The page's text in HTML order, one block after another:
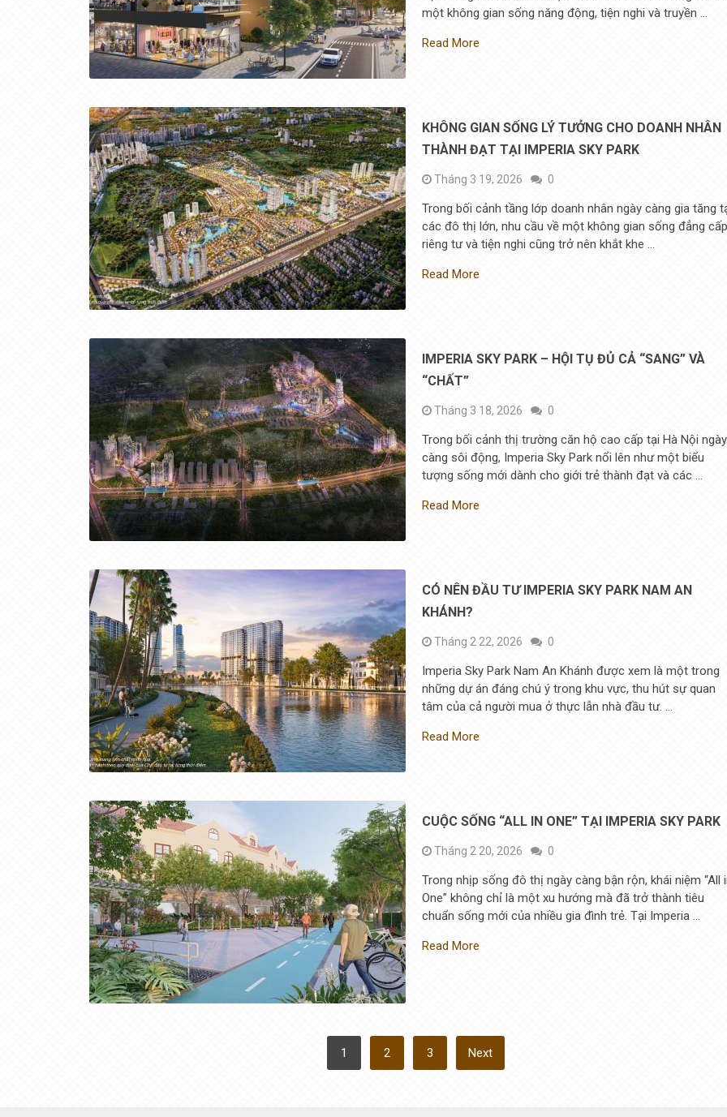
một không gian sống năng động, tiện nghi và truyền …
Read More
KHÔNG GIAN SỐNG LÝ TƯỞNG CHO DOANH NHÂN
THÀNH ĐẠT TẠI IMPERIA SKY PARK
Tháng 3 19, 2026 0
Trong bối cảnh tầng lớp doanh nhân ngày càng gia tăng
các đô thị lớn, nhu cầu về một không gian sống đẳng
riêng tư và tiện nghi cũng trở nên khắt khe …
Read More
IMPERIA SKY PARK – HỘI TỤ ĐỦ CẢ “SANG” VÀ
“CHẤT”
Tháng 3 18, 2026 0
Trong bối cảnh thị trường căn hộ cao cấp tại Hà Nội ngày
càng sôi động, Imperia Sky Park nổi lên như một biểu
tượng sống mới dành cho giới trẻ thành đạt và các …
Read More
CÓ NÊN ĐẦU TƯ IMPERIA SKY PARK NAM AN
KHÁNH?
Tháng 2 22, 2026 0
Imperia Sky Park Nam An Khánh được xem là một trong
những dự án đáng chú ý trong khu vực, thu hút sự quan
tâm của cả người mua ở thực lẫn nhà đầu tư. …
Read More
CUỘC SỐNG “ALL IN ONE” TẠI IMPERIA SKY PARK
Tháng 2 20, 2026 0
Trong nhịp sống đô thị ngày càng bận rộn, khái niệm “All
One” không chỉ là một xu hướng mà đã trở thành tiêu
chuẩn sống mới của nhiều gia đình trẻ. Tại Imperia …
Read More
1 2 3 Next